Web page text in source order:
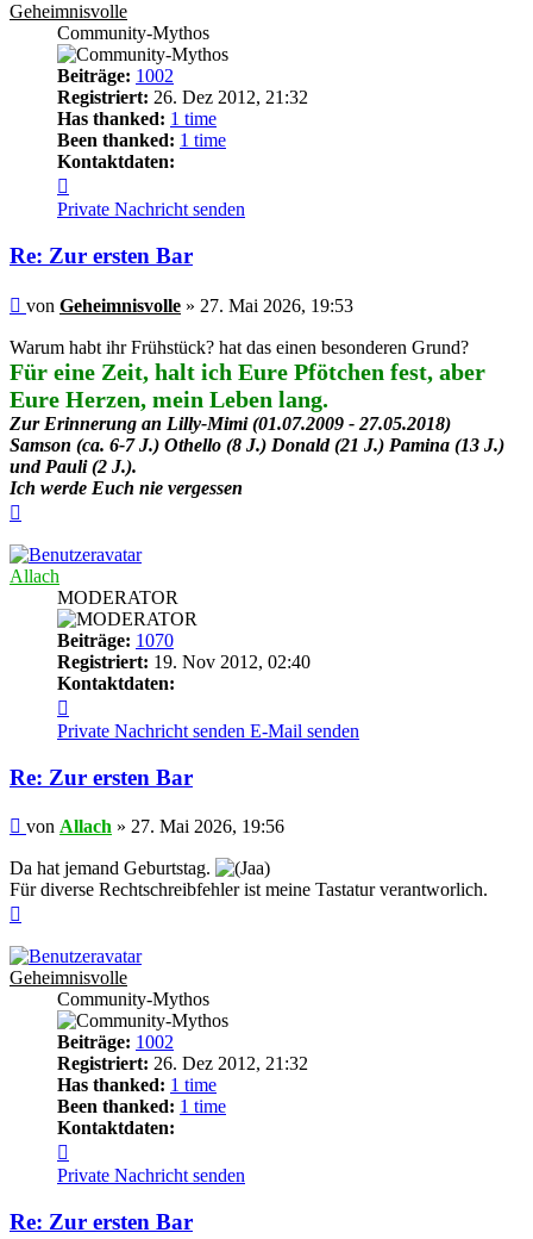
Geheimnisvolle
Community-Mythos
Beiträge: 1002
Registriert: 26. Dez 2012, 21:32
Has thanked: 1 time
Been thanked: 1 time
Kontaktdaten:
von
Geheimnisvolle
Private Nachricht senden
Re: Zur ersten Bar
Beitrag
von Geheimnisvolle » 27. Mai 2026, 19:53
Warum habt ihr Frühstück? hat das einen besonderen Grund?
Für eine Zeit, halt ich Eure Pfötchen fest, aber
Eure Herzen, mein Leben lang.
Zur Erinnerung an Lilly-Mimi (01.07.2009 - 27.05.2018)
Samson (ca. 6-7 J.) Othello (8 J.) Donald (21 J.) Pamina (13 J.)
und Pauli (2 J.).
Ich werde Euch nie vergessen
Allach
MODERATOR
Beiträge: 1070
Registriert: 19. Nov 2012, 02:40
Kontaktdaten:
von
Allach
Private Nachricht senden E-Mail senden
Re: Zur ersten Bar
Beitrag
von Allach » 27. Mai 2026, 19:56
Da hat jemand Geburtstag.
Für diverse Rechtschreibfehler ist meine Tastatur verantworlich.
Geheimnisvolle
Community-Mythos
Beiträge: 1002
Registriert: 26. Dez 2012, 21:32
Has thanked: 1 time
Been thanked: 1 time
Kontaktdaten:
von
Geheimnisvolle
Private Nachricht senden
Re: Zur ersten Bar